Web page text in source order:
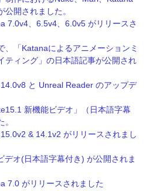
開されました。
7.0v4、6.5v4、6.0v5 がリリースさ
、「Katanaによるアニメーションミ
ティング」の日本語記事が公開され
と Unreal Reader のアップデ
新機能ビデオ」（日本語字幕
& 14.1v2 がリリースされまし
デオ(日本語字幕付き) が公開されま
7.0 がリリースされました